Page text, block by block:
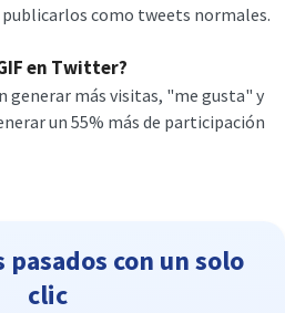
publicarlos como tweets normales.
en Twitter?
generar más visitas, "me gusta" y
un 55% más de participación
con un solo
clic